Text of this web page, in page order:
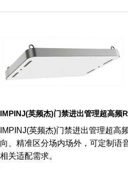
IMPINJ(英频杰)门禁进出管理超高频
IMPINJ(英频杰)门禁进出管理超
向、精准区分场内场外，可定制语
相关适配需求。